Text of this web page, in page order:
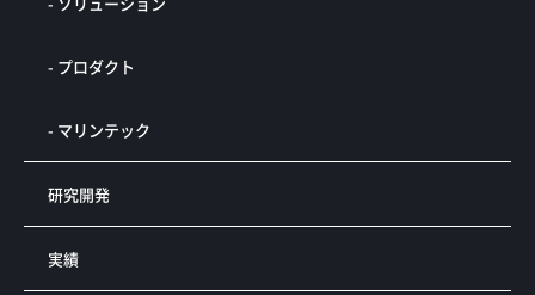
- プロダクト
- マリンテック
研究開発
実績